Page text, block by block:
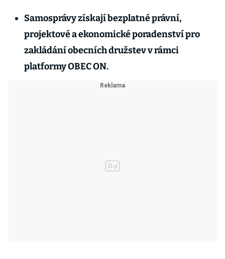
Samosprávy získají bezplatné právní,
projektové a ekonomické poradenství pro
zakládání obecních družstev v rámci
platformy OBEC ON.